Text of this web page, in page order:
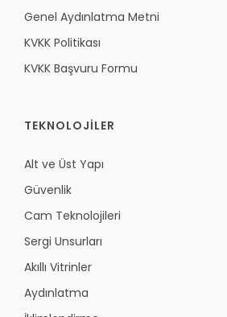
Genel Aydınlatma Metni
KVKK Politikası
KVKK Başvuru Formu
TEKNOLOJILER
Alt ve Üst Yapı
Güvenlik
Cam Teknolojileri
Sergi Unsurları
Akıllı Vitrinler
Aydınlatma